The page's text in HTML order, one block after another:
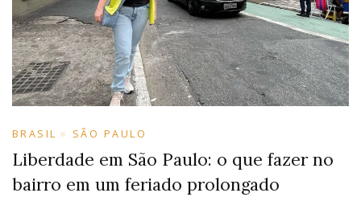
BRASIL SÃO PAULO
Liberdade em São Paulo: o que fazer no
bairro em um feriado prolongado